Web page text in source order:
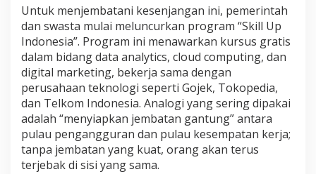
Untuk menjembatani kesenjangan ini, pemerintah
dan swasta mulai meluncurkan program “Skill Up
Indonesia”. Program ini menawarkan kursus gratis
dalam bidang data analytics, cloud computing, dan
digital marketing, bekerja sama dengan
perusahaan teknologi seperti Gojek, Tokopedia,
dan Telkom Indonesia. Analogi yang sering dipakai
adalah “menyiapkan jembatan gantung” antara
pulau pengangguran dan pulau kesempatan kerja;
tanpa jembatan yang kuat, orang akan terus
terjebak di sisi yang sama.